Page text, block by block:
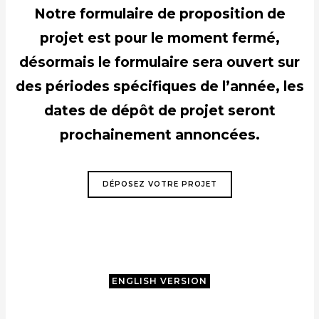
Notre formulaire de proposition de
projet est pour le moment fermé,
désormais le formulaire sera ouvert sur
des périodes spécifiques de l’année, les
dates de dépôt de projet seront
prochainement annoncées.
DÉPOSEZ VOTRE PROJET
ENGLISH VERSION